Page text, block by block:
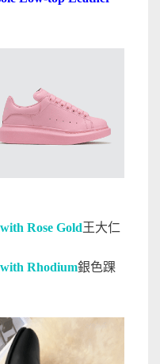
Rose Gold王大仁
Rhodium銀色踝